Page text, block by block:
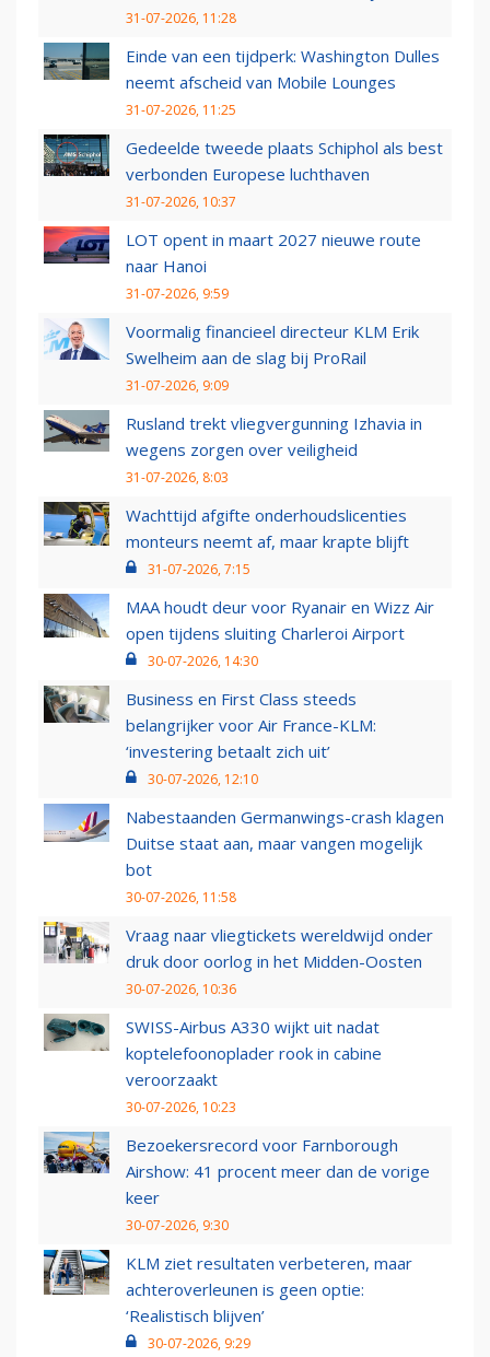
31-07-2026, 11:28
Einde van een tijdperk: Washington Dulles
neemt afscheid van Mobile Lounges
31-07-2026, 11:25
Gedeelde tweede plaats Schiphol als best
verbonden Europese luchthaven
31-07-2026, 10:37
LOT opent in maart 2027 nieuwe route
naar Hanoi
31-07-2026, 9:59
Voormalig financieel directeur KLM Erik
Swelheim aan de slag bij ProRail
31-07-2026, 9:09
Rusland trekt vliegvergunning Izhavia in
wegens zorgen over veiligheid
31-07-2026, 8:03
Wachttijd afgifte onderhoudslicenties
monteurs neemt af, maar krapte blijft
31-07-2026, 7:15
MAA houdt deur voor Ryanair en Wizz Air
open tijdens sluiting Charleroi Airport
30-07-2026, 14:30
Business en First Class steeds
belangrijker voor Air France-KLM:
‘investering betaalt zich uit’
30-07-2026, 12:10
Nabestaanden Germanwings-crash klagen
Duitse staat aan, maar vangen mogelijk
bot
30-07-2026, 11:58
Vraag naar vliegtickets wereldwijd onder
druk door oorlog in het Midden-Oosten
30-07-2026, 10:36
SWISS-Airbus A330 wijkt uit nadat
koptelefoonoplader rook in cabine
veroorzaakt
30-07-2026, 10:23
Bezoekersrecord voor Farnborough
Airshow: 41 procent meer dan de vorige
keer
30-07-2026, 9:30
KLM ziet resultaten verbeteren, maar
achteroverleunen is geen optie:
‘Realistisch blijven’
30-07-2026, 9:29